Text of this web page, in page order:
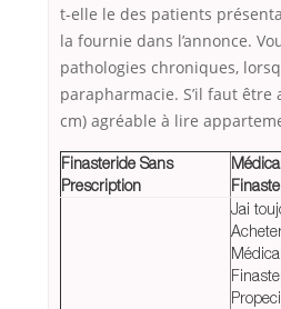
t-elle le des patients
la fournie dans l’annonce.
pathologies chroniques,
parapharmacie. S’il faut
cm) agréable à lire
Finasteride Sans
Prescription
Jai